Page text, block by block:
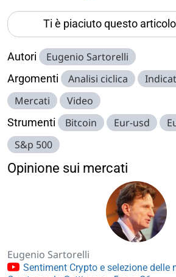
Ti è piaciuto questo
Autori Eugenio Sartorelli
Argomenti Analisi ciclica
Mercati
Video
Strumenti Bitcoin Eur-usd
S&p 500
Opinione sui mercati
Eugenio Sartorelli
Sentiment Crypto e selezione